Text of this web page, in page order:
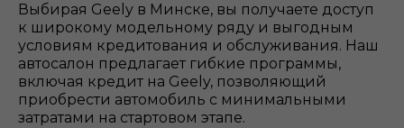
Выбирая Geely в Минске, вы получаете доступ
к широкому модельному ряду и выгодным
условиям кредитования и обслуживания. Наш
автосалон предлагает гибкие программы,
включая кредит на Geely, позволяющий
приобрести автомобиль с минимальными
затратами на стартовом этапе.